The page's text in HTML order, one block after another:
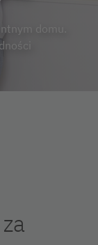
domu.